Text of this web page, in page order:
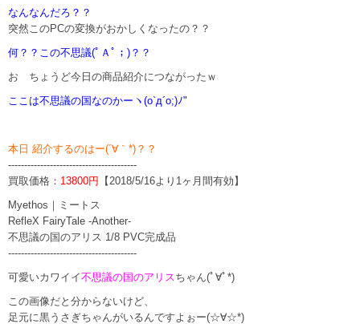
なんなんだろ？？
突然このPCの変換がおかしくなったの？？
何？？この不思議(ﾟＡﾟ；)？？
お ちょうど今日の商品紹介につながったｗ
ここは不思議の国なのかーヽ(o`д´o;)ﾉ"
本日 紹介するのはー(´∀｀*)？？
----------------------------------------
買取価格： 13800円 【2018/5/16より1ヶ月間有効】
Myethos｜ミートス
RefleX FairyTale -Another-
不思議の国のアリス 1/8 PVC完成品
----------------------------------------
可愛いカワイイ不思議の国のアリス ちゃん(ﾟ∀ﾟ*)
この画像だと分からないけど、
足元に黒うさぎちゃんがいるんですよぉー(☆∀☆*)